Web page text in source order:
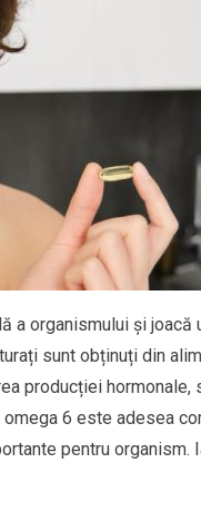
a organismului și joacă
sunt obținuți din
producției hormonale,
6 este adesea
pentru organism.